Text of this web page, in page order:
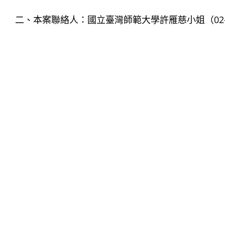
二、本案聯絡人：國立臺灣師範大學許雁慈小姐（